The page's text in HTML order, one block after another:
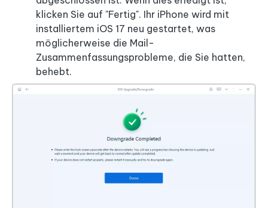
klicken Sie auf "Fertig". Ihr iPhone wird mit
installiertem iOS 17 neu gestartet, was
möglicherweise die Mail-
Zusammenfassungsprobleme, die Sie hatten,
behebt.